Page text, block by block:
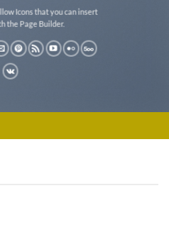
Icons that you can insert
the Page Builder.